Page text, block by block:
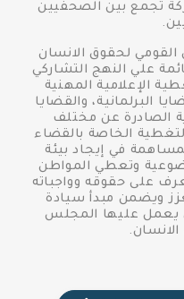
تجمع بين الصحفيين
القومي لحقوق الانسان
علي النهج التشاركي
الإعلامية المهنية
البرلمانية، والقضايا
الصادرة عن مختلف
الخاصة بالقضاء
في إيجاد بيئة
وتعطي المواطن
على حقوقه وواجباته
ويضمن مبدأ سيادة
يعمل عليها المجلس